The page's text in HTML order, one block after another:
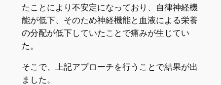
たことにより不安定になっており、自律神経機
能が低下、そのため神経機能と血液による栄養
の分配が低下していたことで痛みが生じてい
た。
そこで、上記アプローチを行うことで結果が出
ました。